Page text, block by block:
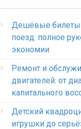
Дешёвые билеты
поезд: полное
экономии
Ремонт и
двигателей: от
капитального
Детский
игрушки до